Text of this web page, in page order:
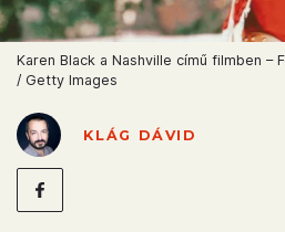
Karen Black a Nashville című filmben –
/ Getty Images
KLÁG DÁVID